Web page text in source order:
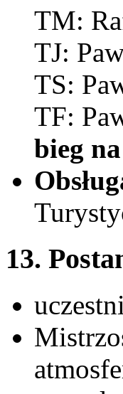
TM:
TJ:
TS:
TF:
bieg
13.